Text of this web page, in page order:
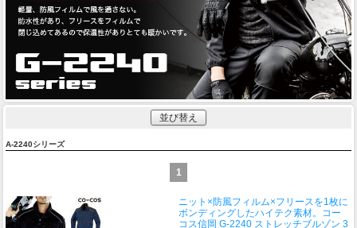
並び替え
A-2240シリーズ
1
ニット×防風フィルム×フリースを1枚に
ボンディングしたハイテク素材。
コー
コス信岡 G-2240 ストレッチブルゾン 3